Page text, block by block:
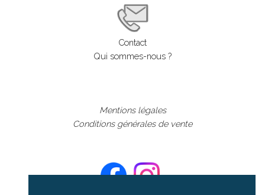
Contact
Qui sommes-nous ?
Mentions légales
Conditions générales de vente